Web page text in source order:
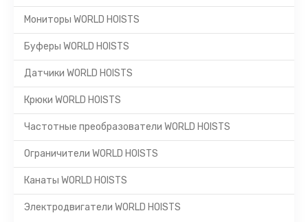
Мониторы WORLD HOISTS
Буферы WORLD HOISTS
Датчики WORLD HOISTS
Крюки WORLD HOISTS
Частотные преобразователи WORLD HOISTS
Ограничители WORLD HOISTS
Канаты WORLD HOISTS
Электродвигатели WORLD HOISTS